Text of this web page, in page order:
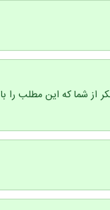
از شما که این مطلب را با